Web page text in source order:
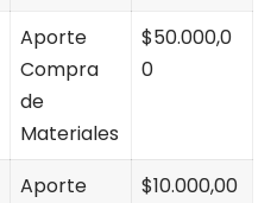
Aporte
Compra
de
Materiales
$50.000,0
0
Aporte
$10.000,00